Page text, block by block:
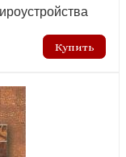
для смешанного
богослуж